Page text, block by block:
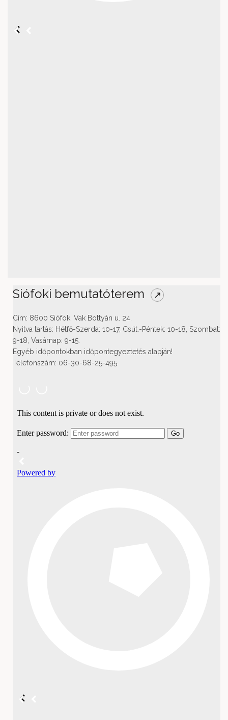
Siófoki bemutatóterem ↗
Cím: 8600 Siófok, Vak Bottyán u. 24.
Nyitva tartás: Hétfő-Szerda: 10-17, Csüt.-Péntek: 10-18, Szombat:
9-18, Vasárnap: 9-15.
Egyéb időpontokban időpontegyeztetés alapján!
Telefonszám: 06-30-68-25-495